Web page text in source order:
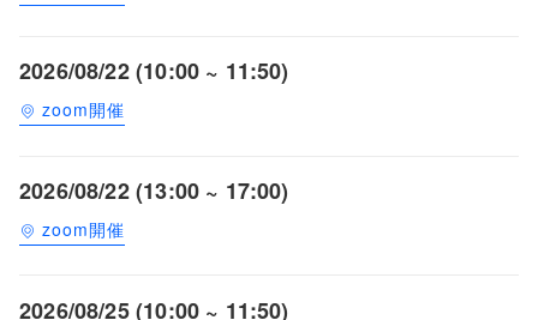
2026/08/22 (10:00 ~ 11:50)
zoom開催
2026/08/22 (13:00 ~ 17:00)
zoom開催
2026/08/25 (10:00 ~ 11:50)